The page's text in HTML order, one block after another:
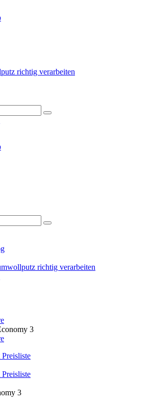
richtig verarbeiten
richtig verarbeiten
3
Preisliste
Preisliste